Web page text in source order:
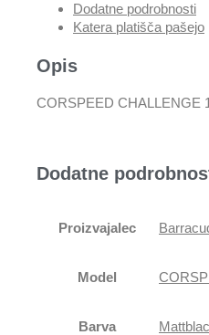
Dodatne podrobnosti
Katera platišča pašejo
Opis
CORSPEED CHALLENGE
Dodatne
Proizvajalec
Model
Barva